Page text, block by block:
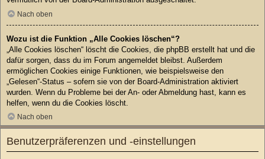
Nach oben
Wozu ist die Funktion „Alle Cookies löschen“?
„Alle Cookies löschen“ löscht die Cookies, die phpBB erstellt hat und die
dafür sorgen, dass du im Forum angemeldet bleibst. Außerdem
ermöglichen Cookies einige Funktionen, wie beispielsweise den
„Gelesen“-Status – sofern sie von der Board-Administration aktiviert
wurden. Wenn du Probleme bei der An- oder Abmeldung hast, kann es
helfen, wenn du die Cookies löscht.
Nach oben
Benutzerpräferenzen und -einstellungen